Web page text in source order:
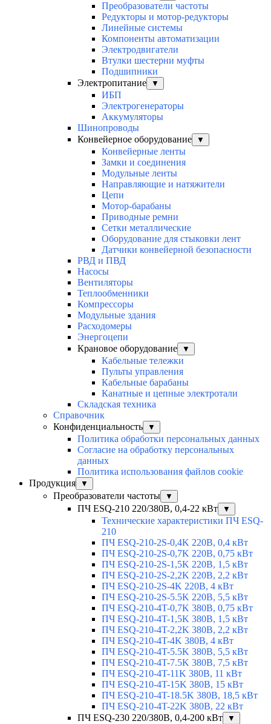
Преобразователи частоты
Редукторы и мотор-редукторы
Линейные системы
Компоненты автоматизации
Электродвигатели
Втулки шестерни муфты
Подшипники
Электропитание
▼
ИБП
Электрогенераторы
Аккумуляторы
Шинопроводы
Конвейерное оборудование
▼
Конвейерные ленты
Замки и соединения
Модульные ленты
Направляющие и натяжители
Цепи
Мотор-барабаны
Приводные ремни
Сетки металлические
Оборудование для стыковки лент
Датчики конвейерной безопасности
РВД и ПВД
Насосы
Вентиляторы
Теплообменники
Компрессоры
Модульные здания
Расходомеры
Энергоцепи
Крановое оборудование
▼
Кабельные тележки
Пульты управления
Кабельные барабаны
Канатные и цепные электротали
Складская техника
Справочник
Конфиденциальность
▼
Политика обработки персональных данных
Согласие на обработку персональных
данных
Политика использования файлов cookie
Продукция
▼
Преобразователи частоты ▼
ПЧ ESQ-210 220/380В, 0,4-22 кВт ▼
Технические характеристики ПЧ ESQ-
210
ПЧ ESQ-210-2S-0,4K 220В, 0,4 кВт
ПЧ ESQ-210-2S-0,7K 220В, 0,75 кВт
ПЧ ESQ-210-2S-1,5K 220В, 1,5 кВт
ПЧ ESQ-210-2S-2,2K 220В, 2,2 кВт
ПЧ ESQ-210-2S-4K 220В, 4 кВт
ПЧ ESQ-210-2S-5.5K 220В, 5,5 кВт
ПЧ ESQ-210-4T-0,7K 380В, 0,75 кВт
ПЧ ESQ-210-4T-1,5K 380В, 1,5 кВт
ПЧ ESQ-210-4T-2,2K 380В, 2,2 кВт
ПЧ ESQ-210-4T-4K 380В, 4 кВт
ПЧ ESQ-210-4T-5.5K 380В, 5,5 кВт
ПЧ ESQ-210-4T-7.5K 380В, 7,5 кВт
ПЧ ESQ-210-4T-11K 380В, 11 кВт
ПЧ ESQ-210-4T-15K 380В, 15 кВт
ПЧ ESQ-210-4T-18.5K 380В, 18,5 кВт
ПЧ ESQ-210-4T-22K 380В, 22 кВт
ПЧ ESQ-230 220/380В, 0,4-200 кВт
▼